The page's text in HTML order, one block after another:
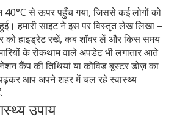
40°C से ऊपर पहुँच गया, जिससे कई लोगों को
हमारी साइट ने इस पर विस्तृत लेख लिखा –
को हाइड्रेट रखें, कब शॉवर लें और किस समय
के रोकथाम वाले अपडेट भी लगातार आते
कैंप की तिथियां या कोविड बूस्टर डोज़ का
आप अपने शहर में चल रहे स्वास्थ्य
उपाय